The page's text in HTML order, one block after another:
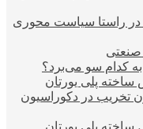
در راستا سیاست محوری
به کدام سو می‌برد؟
ساخته پلی یورتان
تخریب در دکوراسیون
ساخته پلی یورتان